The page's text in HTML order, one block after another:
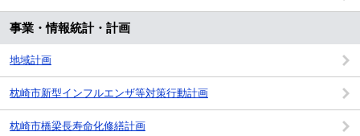
事業・情報統計・計画
地域計画
枕崎市新型インフルエンザ等対策行動計画
枕崎市橋梁長寿命化修繕計画